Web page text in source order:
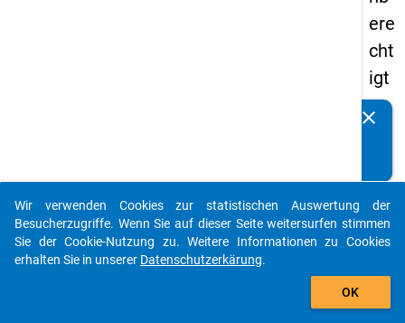
ere
cht
igt
en
s
20
12
clear
auto_stories
add_shopping_cart
Wir verwenden Cookies zur statistischen Auswertung der
Besucherzugriffe. Wenn Sie auf dieser Seite weitersurfen stimmen
Sie der Cookie-Nutzung zu. Weitere Informationen zu Cookies
erhalten Sie in unserer Datenschutzerkärung.
OK